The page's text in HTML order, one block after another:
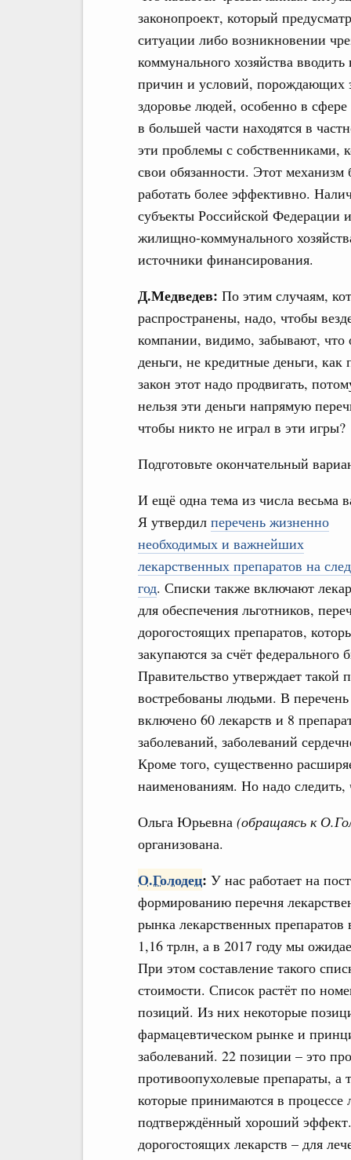
законопроект, который
ситуации либо возникновении
коммунального хозяйства
причин и условий, порождающих
здоровье людей, особенно в
в большей части находятся в
эти проблемы с собственниками,
свои обязанности. Этот механизм
работать более эффективно.
субъекты Российской Федерации
жилищно-коммунального
источники финансирования.
Д.Медведев: По этим случаям,
распространены, надо, чтобы
компании, видимо, забывают,
деньги, не кредитные деньги,
закон этот надо продвигать,
нельзя эти деньги напрямую
чтобы никто не играл в эти игры?
Подготовьте окончательный
И ещё одна тема из числа весьма
Я утвердил перечень жизненно
необходимых и важнейших
лекарственных препаратов на
год. Списки также включают
для обеспечения льготников,
дорогостоящих препаратов,
закупаются за счёт
Правительство утверждает такой
востребованы людьми. В
включено 60 лекарств и 8
заболеваний, заболеваний
Кроме того, существенно
наименованиям. Но надо
Ольга Юрьевна (обращаясь к
организована.
О.Голодец: У нас работает на
формированию перечня
рынка лекарственных
1,16 трлн, а в 2017 году мы
При этом составление такого
стоимости. Список растёт по
позиций. Из них некоторые
фармацевтическом рынке и
заболеваний. 22 позиции – это
противоопухолевые препараты, а
которые принимаются в процессе
подтверждённый хороший
дорогостоящих лекарств – для